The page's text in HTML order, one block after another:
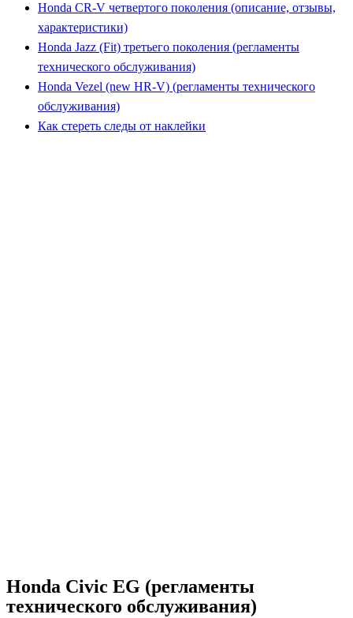
Honda CR-V четвертого поколения (описание, отзывы,
характеристики)
Honda Jazz (Fit) третьего поколения (регламенты
технического обслуживания)
Honda Vezel (new HR-V) (регламенты технического
обслуживания)
Как стереть следы от наклейки
Honda Civic EG (регламенты
технического обслуживания)